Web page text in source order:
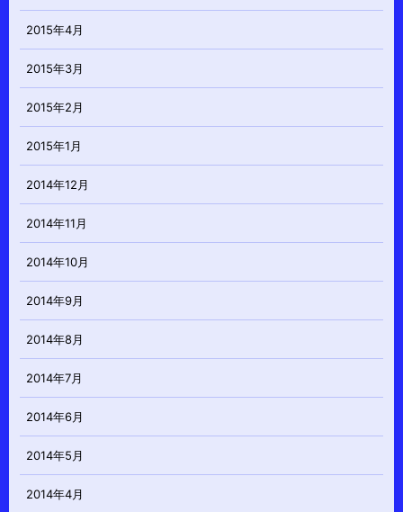
2015年4月
2015年3月
2015年2月
2015年1月
2014年12月
2014年11月
2014年10月
2014年9月
2014年8月
2014年7月
2014年6月
2014年5月
2014年4月